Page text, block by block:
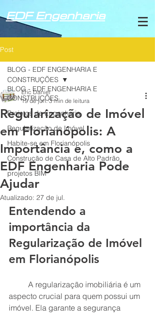
EDF Engenharia
Post
BLOG - EDF ENGENHARIA E
CONSTRUÇÕES
Projetos de Engenharia
Regularização de Imóvel
Habite-se em Florianópolis
Construção de Casa de Alto Padrão
projetos BIM
BLOG - EDF ENGENHARIA E
CONSTRUÇÕES
Regularização de Imóvel
em Florianópolis: A
Importância e, como a
EDF Engenharia Pode
Ajudar
Eric Daniel
19 de jun. 3 min de leitura
Atualizado: 27 de jul.
Entendendo a
importância da
Regularização de Imóvel
em Florianópolis
aspecto crucial para quem possui um
imóvel. Ela garante a segurança